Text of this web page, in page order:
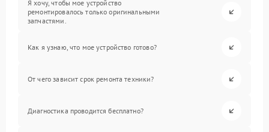
Я хочу, чтобы мое устройство
ремонтировалось только оригинальными
запчастями.
Как я узнаю, что мое устройство готово?
От чего зависит срок ремонта техники?
Диагностика проводится бесплатно?